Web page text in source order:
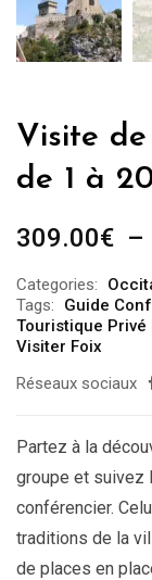
Visite
de 1 à
309.00€ –
Categories:
Tags:
Guide
Touristique Privé
Visiter Foix
Réseaux sociaux
Partez à la
groupe et suivez
conférencier.
traditions de la
de places en